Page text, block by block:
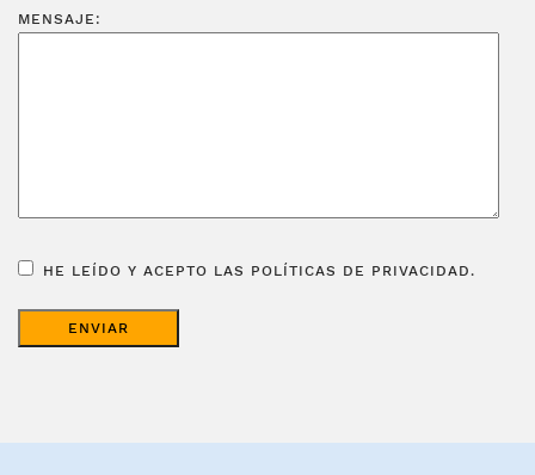
MENSAJE:
HE LEÍDO Y ACEPTO LAS POLÍTICAS DE PRIVACIDAD.